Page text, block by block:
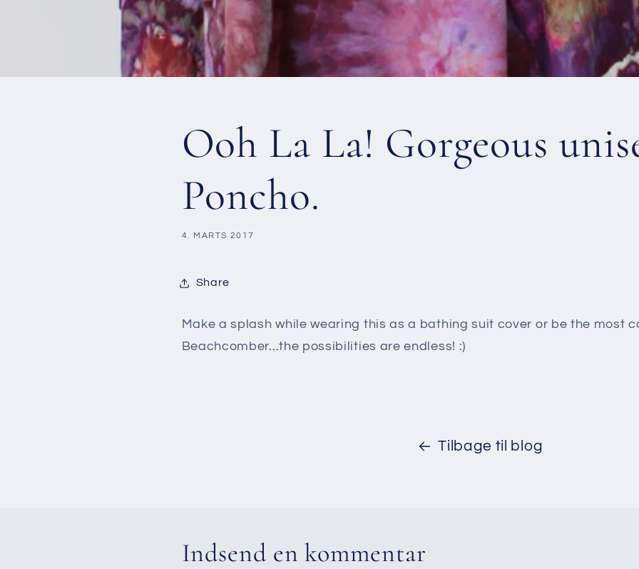
Ooh La La! Gorgeous
Poncho.
4. MARTS 2017
Share
Make a splash while wearing this as a bathing suit cover or be the most
Beachcomber...the possibilities are endless! :)
Tilbage til blog
Indsend en kommentar